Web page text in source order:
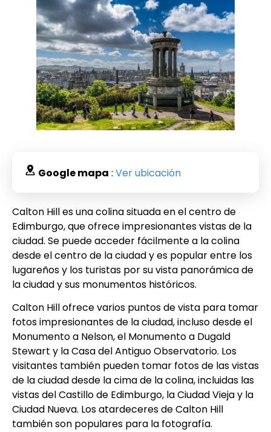
Google mapa : Ver ubicación
Calton Hill es una colina situada en el centro de
Edimburgo, que ofrece impresionantes vistas de la
ciudad. Se puede acceder fácilmente a la colina
desde el centro de la ciudad y es popular entre los
lugareños y los turistas por su vista panorámica de
la ciudad y sus monumentos históricos.
Calton Hill ofrece varios puntos de vista para tomar
fotos impresionantes de la ciudad, incluso desde el
Monumento a Nelson, el Monumento a Dugald
Stewart y la Casa del Antiguo Observatorio. Los
visitantes también pueden tomar fotos de las vistas
de la ciudad desde la cima de la colina, incluidas las
vistas del Castillo de Edimburgo, la Ciudad Vieja y la
Ciudad Nueva. Los atardeceres de Calton Hill
también son populares para la fotografía.